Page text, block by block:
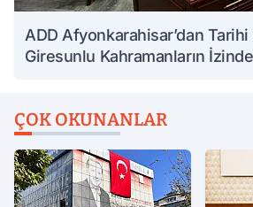
ADD Afyonkarahisar’dan
Giresunlu Kahramanların
ÇOK OKUNANLAR